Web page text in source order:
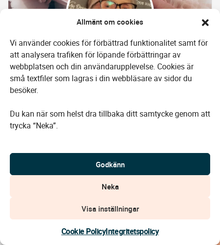
Allmänt om cookies
Vi använder cookies för förbättrad funktionalitet samt för
att analysera trafiken för löpande förbättringar av
webbplatsen och din användarupplevelse. Cookies är
små textfiler som lagras i din webbläsare av sidor du
besöker.
Du kan när som helst dra tillbaka ditt samtycke genom att
trycka “Neka”.
Godkänn
Neka
Visa inställningar
Cookie PolicyIntegritetspolicy
Välkommen till minnesrummet för
Margareta Äng
Kontakta oss